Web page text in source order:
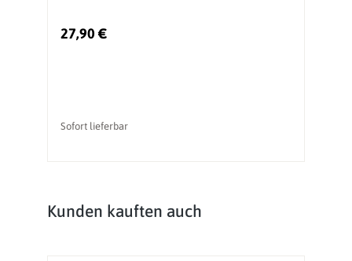
27,90 €
Sofort lieferbar
Produktgalerie überspringen
Kunden kauften auch